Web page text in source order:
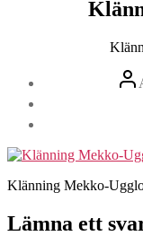
Klänning Mekko-
Lämna ett